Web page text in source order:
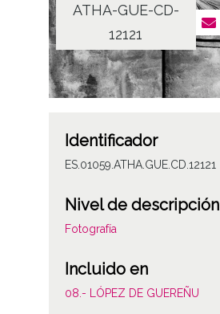
ATHA-GUE-CD-
12121
Identificador
ES.01059.ATHA.GUE.CD.12121
Nivel de descripción
Fotografía
Incluido en
08.- LÓPEZ DE GUEREÑU